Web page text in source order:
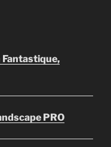
Fantastique,
PRO